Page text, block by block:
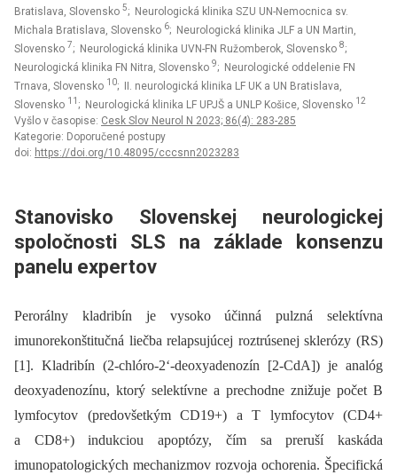
Bratislava, Slovensko 5; Neurologická klinika SZU UN-Nemocnica sv.
Michala Bratislava, Slovensko 6; Neurologická klinika JLF a UN Martin,
Slovensko 7; Neurologická klinika UVN-FN Ružomberok, Slovensko 8;
Neurologická klinika FN Nitra, Slovensko 9; Neurologické oddelenie FN
Trnava, Slovensko 10; II. neurologická klinika LF UK a UN Bratislava,
Slovensko 11 ; Neurologická klinika LF UPJŠ a UNLP Košice, Slovensko 12
Vyšlo v časopise: Cesk Slov Neurol N 2023; 86(4): 283-285
Kategorie: Doporučené postupy
doi: https://doi.org/10.48095/cccsnn2023283
Stanovisko Slovenskej neurologickej
spoločnosti SLS na základe konsenzu
panelu expertov
Perorálny kladribín je vysoko účinná pulzná selektívna
imunorekonštitučná liečba relapsujúcej roztrúsenej sklerózy (RS)
[1]. Kladribín (2-chlóro-2‘-deoxyadenozín [2-CdA]) je analóg
deoxyadenozínu, ktorý selektívne a prechodne znižuje počet B
lymfocytov (predovšetkým CD19+) a T lymfocytov (CD4+
a CD8+) indukciou apoptózy, čím sa preruší kaskáda
imunopatologických mechanizmov rozvoja ochorenia. Špecifická